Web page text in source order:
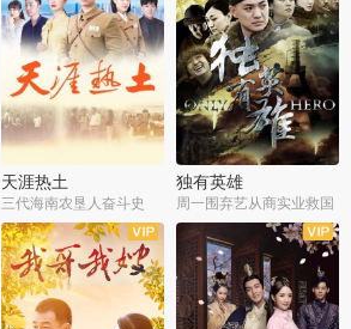
天涯热土
三代海南农垦人奋斗史
独有英雄
周一围弃艺从商实业救国
全50集 全51集